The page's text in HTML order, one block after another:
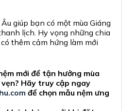
giúp bạn có một mùa Giáng
lịch. Hy vọng những chia
thêm cảm hứng làm mới
mới để tận hưởng mùa
Hãy truy cập ngay
để chọn mẫu nệm ưng